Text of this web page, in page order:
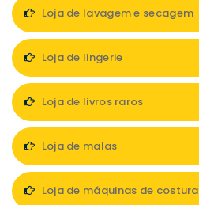
Loja de lavagem e secagem
Loja de lingerie
Loja de livros raros
Loja de malas
Loja de máquinas de costura